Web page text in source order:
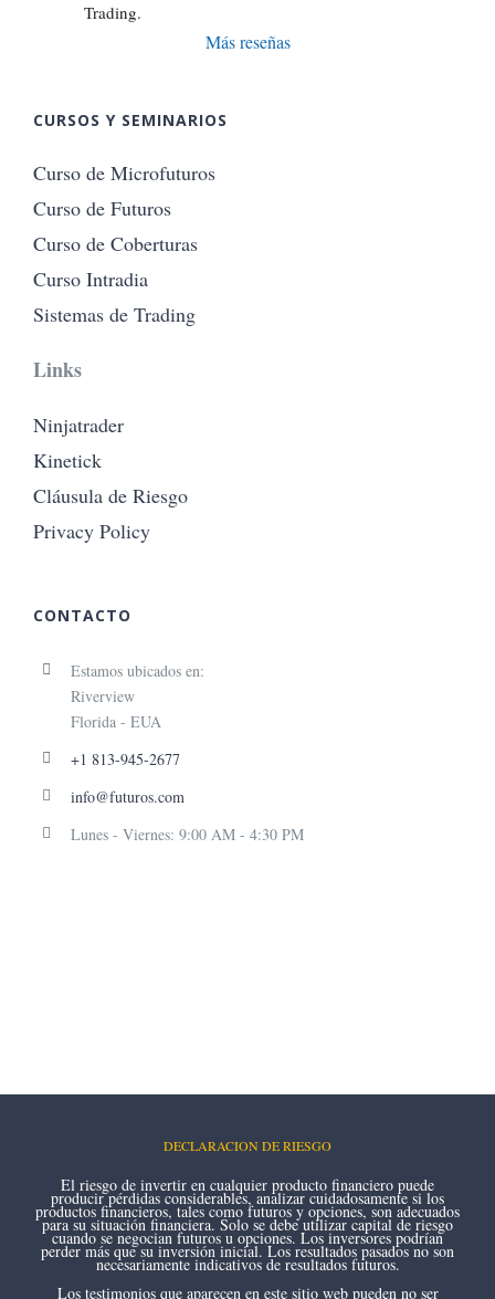
Trading.
Más reseñas
CURSOS Y SEMINARIOS
Curso de Microfuturos
Curso de Futuros
Curso de Coberturas
Curso Intradia
Sistemas de Trading
Links
Ninjatrader
Kinetick
Cláusula de Riesgo
Privacy Policy
CONTACTO
Estamos ubicados en:
Riverview
Florida - EUA
+1 813-945-2677
info@futuros.com
Lunes - Viernes: 9:00 AM - 4:30 PM
DECLARACION DE RIESGO
El riesgo de invertir en cualquier producto financiero puede
producir pérdidas considerables, analizar cuidadosamente si los
productos financieros, tales como futuros y opciones, son adecuados
para su situación financiera. Solo se debe utilizar capital de riesgo
cuando se negocian futuros u opciones. Los inversores podrían
perder más que su inversión inicial. Los resultados pasados no son
necesariamente indicativos de resultados futuros.
Los testimonios que aparecen en este sitio web pueden no ser